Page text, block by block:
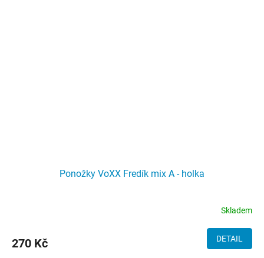
Ponožky VoXX Fredík mix A - holka
Skladem
270 Kč DETAIL